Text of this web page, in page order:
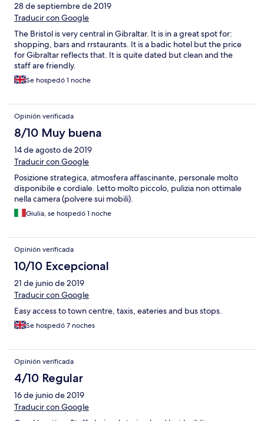
28 de septiembre de 2019
Traducir con Google
The Bristol is very central in Gibraltar. It is in a great spot for:
shopping, bars and rrstaurants. It is a badic hotel but the price
for Gibraltar reflects that. It is quite dated but clean and the
staff are friendly.
Se hospedó 1 noche
Opinión verificada
8/10 Muy buena
14 de agosto de 2019
Traducir con Google
Posizione strategica, atmosfera affascinante, personale molto
disponibile e cordiale. Letto molto piccolo, pulizia non ottimale
nella camera (polvere sui mobili).
Giulia, se hospedó 1 noche
Opinión verificada
10/10 Excepcional
21 de junio de 2019
Traducir con Google
Easy access to town centre, taxis, eateries and bus stops.
Se hospedó 7 noches
Opinión verificada
4/10 Regular
16 de junio de 2019
Traducir con Google